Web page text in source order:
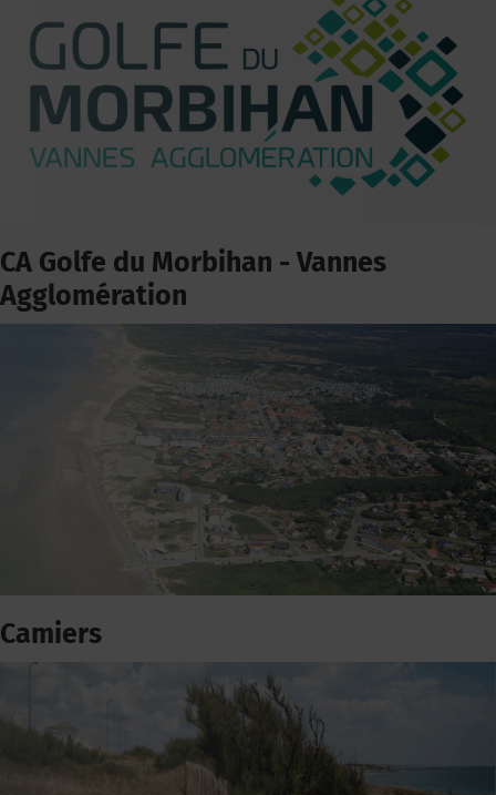
CA Golfe du Morbihan - Vannes
Agglomération
Camiers